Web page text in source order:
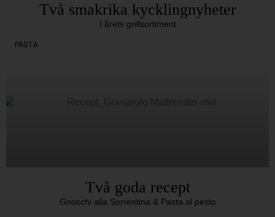
Två smakrika kycklingnyheter
I årets grillsortiment
PASTA
Två goda recept
Gnocchi alla Sorrentina & Pasta al pesto